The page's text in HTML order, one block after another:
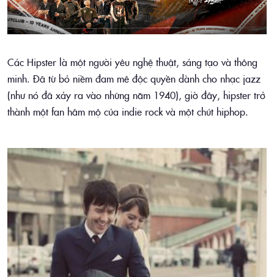
Các Hipster là một người yêu nghệ thuật, sáng tạo và thông
minh. Đã từ bỏ niềm đam mê độc quyền dành cho nhạc jazz
(như nó đã xảy ra vào những năm 1940), giờ đây, hipster trở
thành một fan hâm mộ của indie rock và một chút hiphop.